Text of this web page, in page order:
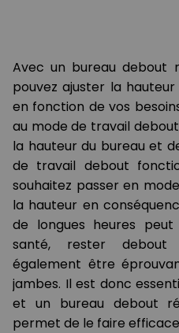
Avec un bureau debout
pouvez ajuster la
en fonction de vos
au mode de travail
la hauteur du bureau et
de travail debout
souhaitez passer en
la hauteur en
de longues heures
santé, rester
également être
jambes. Il est donc
et un bureau debout
permet de le faire